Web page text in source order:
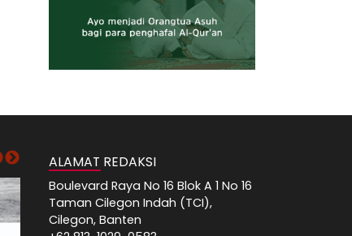
ALAMAT REDAKSI
Boulevard Raya No 16 Blok A 1 No 16
Taman Cilegon Indah (TCI),
Cilegon, Banten